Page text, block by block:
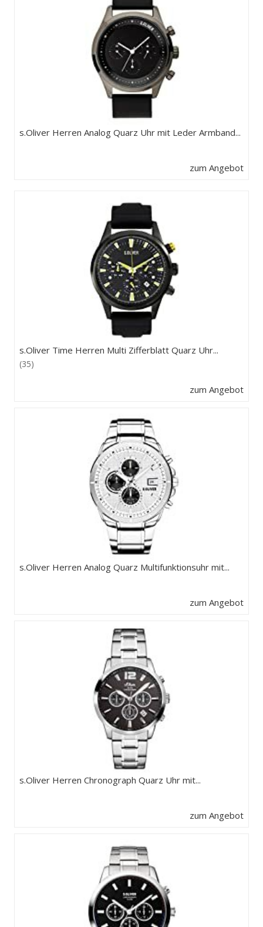
s.Oliver Herren Analog Quarz Uhr mit Leder Armband...
zum Angebot
s.Oliver Time Herren Multi Zifferblatt Quarz Uhr...
(35)
zum Angebot
s.Oliver Herren Analog Quarz Multifunktionsuhr mit...
zum Angebot
s.Oliver Herren Chronograph Quarz Uhr mit...
zum Angebot